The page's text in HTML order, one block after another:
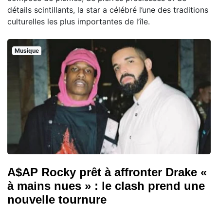
détails scintillants, la star a célébré l’une des traditions
culturelles les plus importantes de l’île.
Musique
A$AP Rocky prêt à affronter Drake «
à mains nues » : le clash prend une
nouvelle tournure